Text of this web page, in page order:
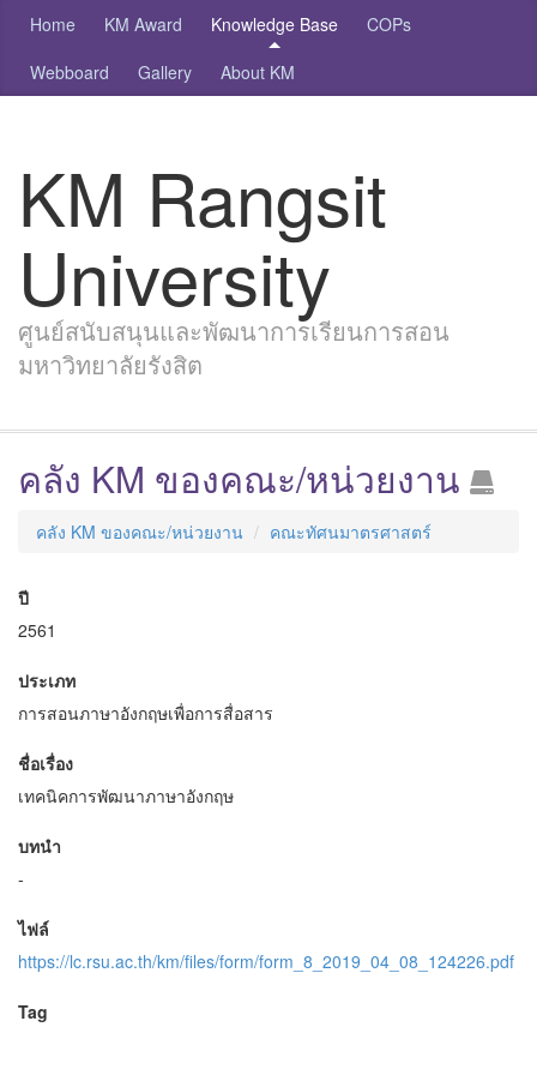
Home KM Award Knowledge Base
COPs
Webboard
Gallery About KM
KM Rangsit
University
ศูนย์สนับสนุนและพัฒนาการเรียนการสอน
มหาวิทยาลัยรังสิต
คลัง KM ของคณะ/หน่วยงาน
คลัง KM ของคณะ/หน่วยงาน คณะทัศนมาตรศาสตร์
ปี
2561
ประเภท
การสอนภาษาอังกฤษเพื่อการสื่อสาร
ชื่อเรื่อง
เทคนิคการพัฒนาภาษาอังกฤษ
บทนำ
-
ไฟล์
https://lc.rsu.ac.th/km/files/form/form_8_2019_04_08_124226.pdf
Tag